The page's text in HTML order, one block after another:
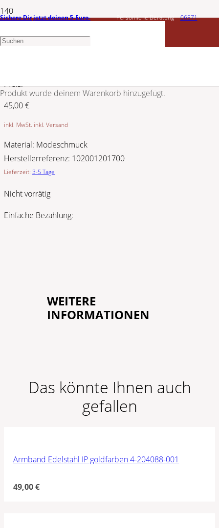
Sichere Dir jetzt deinen 5-Euro-
Gutschein
Persönliche Beratung 06571
Produktwurde deinem Warenkorb hinzugefügt.
CŒUR DE LION
Preis:
45,00€
inkl. MwSt. inkl. Versand
Material: Modeschmuck
Herstellerreferenz: 102001201700
Lieferzeit: 3-5 Tage
Nicht vorrätig
Einfache Bezahlung:
WEITERE
INFORMATIONEN
Das könnte Ihnen auch
gefallen
Armband Edelstahl IP goldfarben 4-204088-001
49,00€